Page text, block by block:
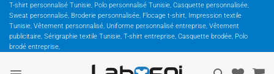
Passer
contenu
T-shirt personnalisé Tunisie, Polo personnalisé Tunisie, Casquette personnalisée,
Sweat personnalisé, Broderie personnalisée, Flocage t-shirt, Impression textile
Tunisie, Vêtement personnalisé, Uniforme personnalisé entreprise, Vêtement
publicitaire, Sérigraphie textile Tunisie, T-shirt entreprise, Casquette brodée, Polo
brodé entreprise,